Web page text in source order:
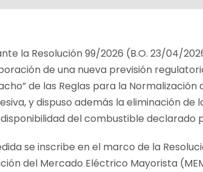
la Resolución 99/2026 (B.O. 23/04/
de una nueva previsión
de las Reglas para la
y dispuso además la eliminación
del combustible declarado
se inscribe en el marco de la
del Mercado Eléctrico Mayorista